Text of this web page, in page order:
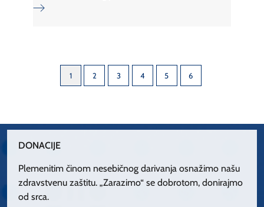
1 2 3 4 5 6
DONACIJE
Plemenitim činom nesebičnog darivanja osnažimo našu
zdravstvenu zaštitu. „Zarazimo“ se dobrotom, donirajmo
od srca.